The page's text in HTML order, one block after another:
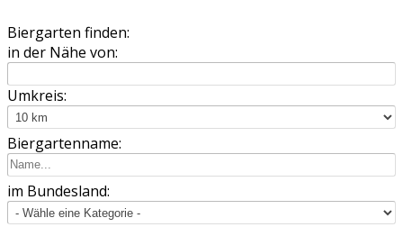
Biergarten finden:
in der Nähe von:
Umkreis:
Biergartenname:
im Bundesland: